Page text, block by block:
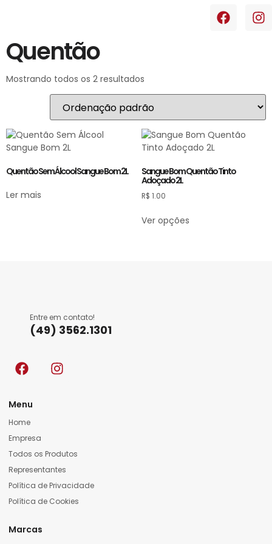
Quentão
Mostrando todos os 2 resultados
Quentão Sem Álcool Sangue Bom 2L
Ler mais
Sangue Bom Quentão Tinto
Adoçado 2L
R$ 1.00
Ver opções
Entre em contato!
(49) 3562.1301
Menu
Home
Empresa
Todos os Produtos
Representantes
Política de Privacidade
Política de Cookies
Marcas